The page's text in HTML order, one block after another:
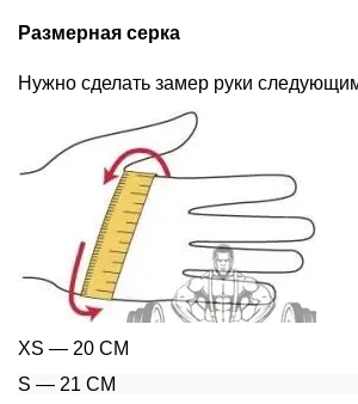
Размерная серка
Нужно сделать замер руки
XS ― 20 СМ
S ― 21 СМ